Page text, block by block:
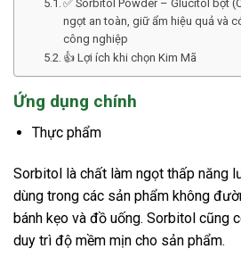
✅ Sorbitol Powder – Glucitol bột
ngọt an toàn, giữ ẩm hiệu quả và
công nghiệp
👍 Lợi ích khi chọn Kim Mã
Ứng dụng chính
Thực phẩm
Sorbitol là chất làm ngọt thấp năng
dùng trong các sản phẩm không
bánh kẹo và đồ uống. Sorbitol cũng
duy trì độ mềm mịn cho sản phẩm.